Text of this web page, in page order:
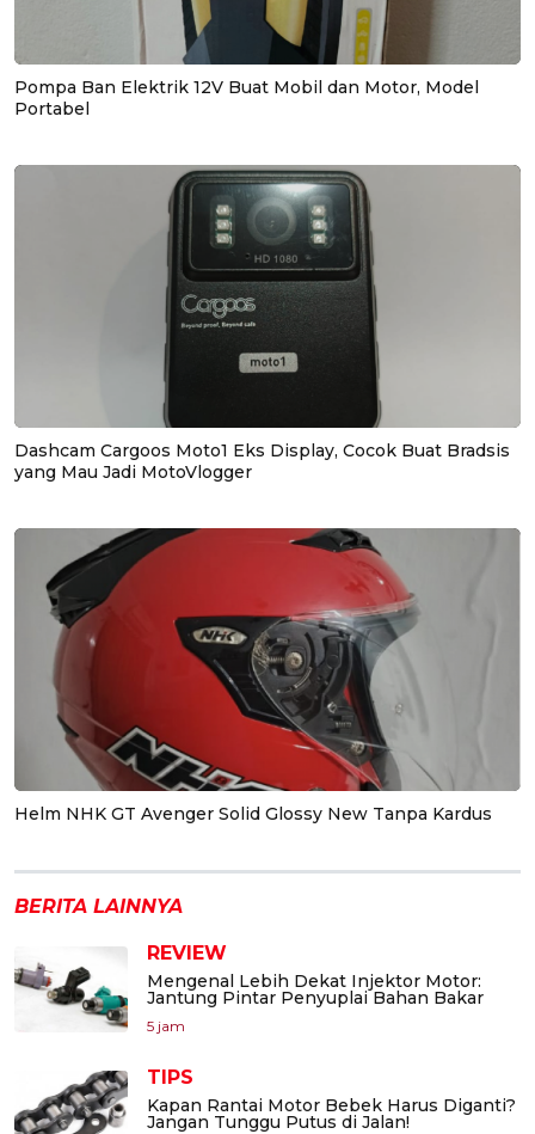
Pompa Ban Elektrik 12V Buat Mobil dan Motor, Model
Portabel
Dashcam Cargoos Moto1 Eks Display, Cocok Buat Bradsis
yang Mau Jadi MotoVlogger
Helm NHK GT Avenger Solid Glossy New Tanpa Kardus
BERITA LAINNYA
REVIEW
Mengenal Lebih Dekat Injektor Motor:
Jantung Pintar Penyuplai Bahan Bakar
5 jam
TIPS
Kapan Rantai Motor Bebek Harus Diganti?
Jangan Tunggu Putus di Jalan!